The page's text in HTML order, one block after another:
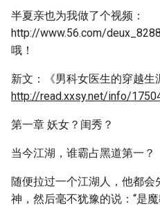
半夏亲也为我做了个视频：
http://www.56.com/
哦！
新文：《男科女医生的穿越生
http://read.xxsy.net/info/
第一章 妖女？闺秀？
当今江湖，谁霸占黑道第一？
随便拉过一个江湖人，他都
神，然后毫不犹豫的说：“是